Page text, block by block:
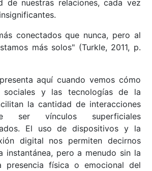
de nuestras relaciones, cada vez
conectados que nunca, pero al
más solos" (Turkle, 2011, p.
aquí cuando vemos cómo
sociales y las tecnologías de la
la cantidad de interacciones
vínculos superficiales
El uso de dispositivos y la
digital nos permiten decirnos
instantánea, pero a menudo sin la
presencia física o emocional del